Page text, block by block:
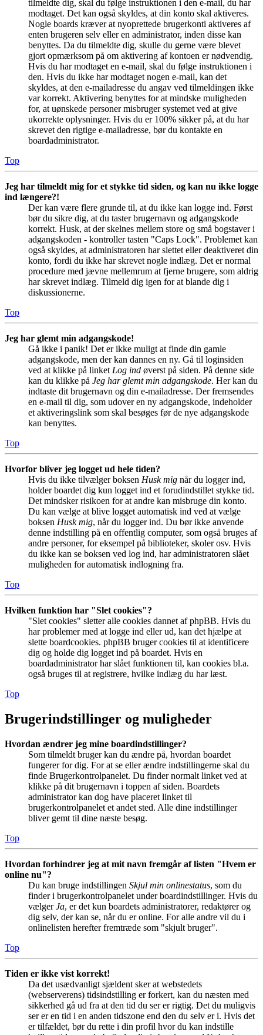
tilmeldte dig, skal du følge instruktionen i den e-mail, du har
modtaget. Det kan også skyldes, at din konto skal aktiveres.
Nogle boards kræver at nyoprettede brugerkonti aktiveres af
enten brugeren selv eller en administrator, inden disse kan
benyttes. Da du tilmeldte dig, skulle du gerne være blevet
gjort opmærksom på om aktivering af kontoen er nødvendig.
Hvis du har modtaget en e-mail, skal du følge instruktionen i
den. Hvis du ikke har modtaget nogen e-mail, kan det
skyldes, at den e-mailadresse du angav ved tilmeldingen ikke
var korrekt. Aktivering benyttes for at mindske muligheden
for, at uønskede personer misbruger systemet ved at give
ukorrekte oplysninger. Hvis du er 100% sikker på, at du har
skrevet den rigtige e-mailadresse, bør du kontakte en
boardadministrator.
Top
Jeg har tilmeldt mig for et stykke tid siden, og kan nu ikke logge
ind længere?!
Der kan være flere grunde til, at du ikke kan logge ind. Først
bør du sikre dig, at du taster brugernavn og adgangskode
korrekt. Husk, at der skelnes mellem store og små bogstaver i
adgangskoden - kontroller tasten "Caps Lock". Problemet kan
også skyldes, at administratoren har slettet eller deaktiveret din
konto, fordi du ikke har skrevet nogle indlæg. Det er normal
procedure med jævne mellemrum at fjerne brugere, som aldrig
har skrevet indlæg. Tilmeld dig igen for at blande dig i
diskussionerne.
Top
Jeg har glemt min adgangskode!
Gå ikke i panik! Det er ikke muligt at finde din gamle
adgangskode, men der kan dannes en ny. Gå til loginsiden
ved at klikke på linket Log ind øverst på siden. På denne side
kan du klikke på Jeg har glemt min adgangskode. Her kan du
indtaste dit brugernavn og din e-mailadresse. Der fremsendes
en e-mail til dig, som udover en ny adgangskode, indeholder
et aktiveringslink som skal besøges før de nye adgangskode
kan benyttes.
Top
Hvorfor bliver jeg logget ud hele tiden?
Hvis du ikke tilvælger boksen Husk mig når du logger ind,
holder boardet dig kun logget ind et forudindstillet stykke tid.
Det mindsker risikoen for at andre kan misbruge din konto.
Du kan vælge at blive logget automatisk ind ved at vælge
boksen Husk mig, når du logger ind. Du bør ikke anvende
denne indstilling på en offentlig computer, som også bruges af
andre personer, for eksempel på biblioteker, skoler osv. Hvis
du ikke kan se boksen ved log ind, har administratoren slået
muligheden for automatisk indlogning fra.
Top
Hvilken funktion har "Slet cookies"?
"Slet cookies" sletter alle cookies dannet af phpBB. Hvis du
har problemer med at logge ind eller ud, kan det hjælpe at
slette boardcookies. phpBB bruger cookies til at identificere
dig og holde dig logget ind på boardet. Hvis en
boardadministrator har slået funktionen til, kan cookies bl.a.
også bruges til at registrere, hvilke indlæg du har læst.
Top
Brugerindstillinger og muligheder
Hvordan ændrer jeg mine boardindstillinger?
Som tilmeldt bruger kan du ændre på, hvordan boardet
fungerer for dig. For at se eller ændre indstillingerne skal du
finde Brugerkontrolpanelet. Du finder normalt linket ved at
klikke på dit brugernavn i toppen af siden. Boardets
administrator kan dog have placeret linket til
brugerkontrolpanelet et andet sted. Alle dine indstillinger
bliver gemt til dine næste besøg.
Top
Hvordan forhindrer jeg at mit navn fremgår af listen "Hvem er
online nu"?
Du kan bruge indstillingen Skjul min onlinestatus, som du
finder i brugerkontrolpanelet under boardindstillinger. Hvis du
vælgerJa, er det kun boardets administratorer, redaktører og
dig selv, der kan se, når du er online. For alle andre vil du i
onlinelisten herefter fremtræde som "skjult bruger".
Top
Tiden er ikke vist korrekt!
Da det usædvanligt sjældent sker at webstedets
(webserverens) tidsindstilling er forkert, kan du næsten med
sikkerhed gå ud fra at den tid du ser er rigtig. Det du muligvis
ser er en tid i en anden tidszone end den du selv er i. Hvis det
er tilfældet, bør du rette i din profil hvor du kan indstille